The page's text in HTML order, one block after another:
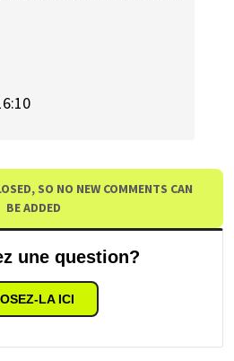
SO NO NEW COMMENTS CAN
BE ADDED
une question?
LA ICI